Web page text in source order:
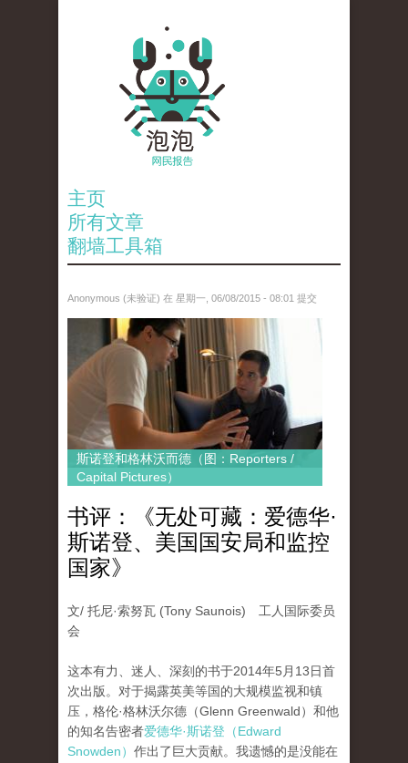
主页
所有文章
翻墙工具箱
Anonymous (未验证) 在 星期一, 06/08/2015 - 08:01 提交
reporters_18003653.jpg
斯诺登和格林沃而德（图：Reporters /
Capital Pictures）
书评：《无处可藏：爱德华·
斯诺登、美国国安局和监控
国家》
文/ 托尼·索努瓦 (Tony Saunois) 工人国际委员
会
这本有力、迷人、深刻的书于2014年5月13日首
次出版。对于揭露英美等国的大规模监视和镇
压，格伦·格林沃尔德（Glenn Greenwald）和他
的知名告密者爱德华·斯诺登（Edward
Snowden） 作出了巨大贡献。我遗憾的是没能在